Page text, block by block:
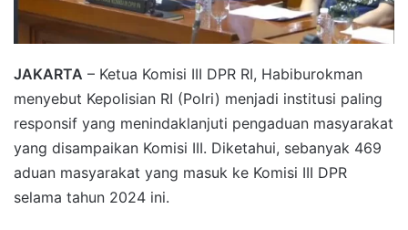
JAKARTA – Ketua Komisi III DPR RI, Habiburokman
menyebut Kepolisian RI (Polri) menjadi institusi paling
responsif yang menindaklanjuti pengaduan masyarakat
yang disampaikan Komisi III. Diketahui, sebanyak 469
aduan masyarakat yang masuk ke Komisi III DPR
selama tahun 2024 ini.